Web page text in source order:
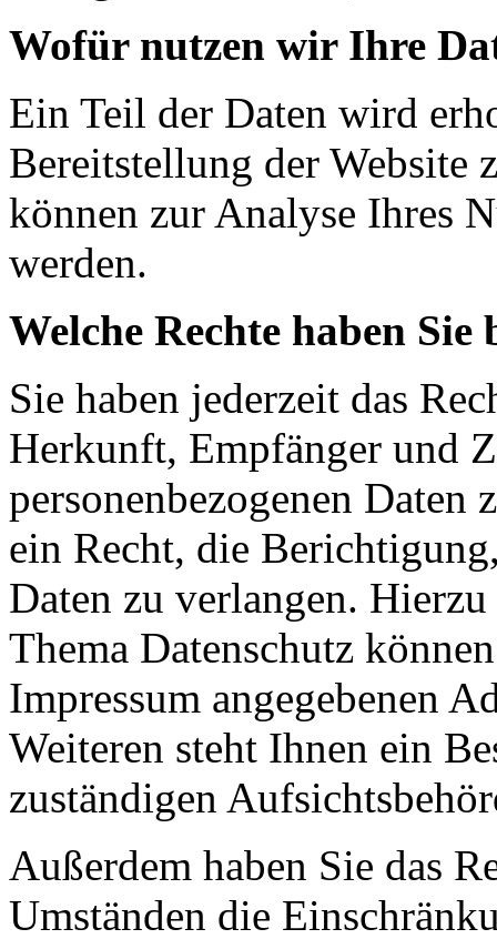
Wofür nutzen wir Ihre
Ein Teil der Daten wird
Bereitstellung der Website
können zur Analyse Ihres
werden.
Welche Rechte haben
Sie haben jederzeit das
Herkunft, Empfänger und
personenbezogenen Daten
ein Recht, die
Daten zu verlangen.
Thema Datenschutz
Impressum angegebenen
Weiteren steht Ihnen ein
zuständigen
Außerdem haben Sie das
Umständen die